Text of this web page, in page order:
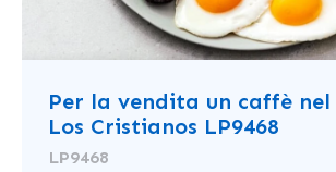
Per la vendita un caffè nel
Los Cristianos LP9468
LP9468